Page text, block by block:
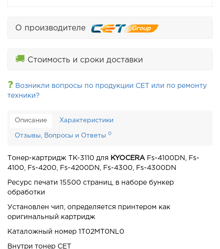
О производителе
🚚 Стоимость и сроки доставки
❓ Возникли вопросы по продукции CET или по ремонту
техники?
Описание Характеристики
Отзывы, Вопросы и Ответы 0
Тонер-картридж TK-3110 для KYOCERA Fs-4100DN, Fs-
4100, Fs-4200, Fs-4200DN, Fs-4300, Fs-4300DN
Ресурс печати 15500 страниц, в наборе бункер
обработки
Установлен чип, определяется принтером как
оригинальный картридж
Каталожный номер 1T02MT0NL0
Внутри тонер CET